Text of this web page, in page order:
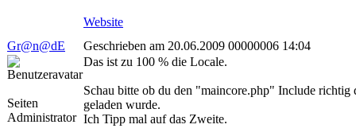
Website
Gr@n@dE
Geschrieben am 20.06.2009 00000006 14:04
Seiten
Administrator
Das ist zu 100 % die Locale.
Schau bitte ob du den "maincore.php" Include
geladen wurde.
Ich Tipp mal auf das Zweite.